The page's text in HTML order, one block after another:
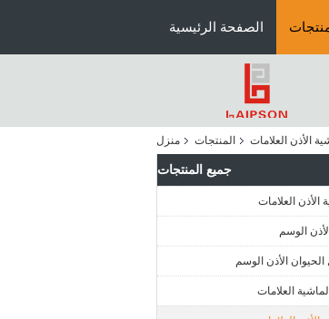
الصفحة الرئيسية
منزل المنتجات الأذن العلامات
جميع المنتجات
الأذن العلامات
الحيوان الأذن الوسم